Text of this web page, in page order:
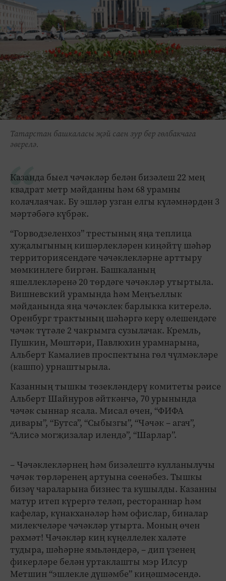
Татарстан башкаласы җәй саен зур бер гөлбакчага
әверелә.
Казанда быел чәчәкләр белән бизәлеш 22 мең
квадрат метр мәйданны һәм 68 урамны
колачлаячак. Бу эшләр узган елгы күләмнәрдән 3
мәртәбәгә күбрәк.
“Горводзеленхоз” трестының яңа теплица
хуҗалыгының кишәрлекләрен киңәйтү шәһәр
территориясендәге чәчәклекләрне арттыру
мөмкинлеге биргән. Башкаланың
яшеллекләренә 20 төрдәге чәчәкләр утыртыла.
Вишневский урамында һәм Меңъеллык
мәйданында яңа чәчәклек барлыкка китерелә.
Оренбург трактының шәһәргә керү өлешендәге
чәчәк түтәле 2 чакрымга сузылачак. Кремль,
Пушкин, Мөштәри, Павлюхин урамнарына,
Альберт Камалиев проспектына гөл чүлмәкләре
(кашпо) урнаштырыла.
Казанның тышкы төзекләндерү комитеты рәисе
Альберт Шайнуров әйткәнчә, 70 урынында
чәчәк сыннар ясала. Мисал өчен, “ФИФА
дивары”, “Бутса”, “Сыбызгы”, “Чәчәк – агач”,
“Алисә могҗизалар илендә”, “Шарлар”.
– Чәчәклекләрнең һәм бизәлештә кулланылучы
чәчәк төрләренең артуына сөенәбез. Тышкы
бизәү чараларына бизнес та кушылды. Казанны
матур итеп күрергә теләп, рестораннар һәм
кафелар, күнакханәләр һәм офислар, биналар
милекчеләре чәчәкләр утырта. Моның өчен
рәхмәт! Чәчәкләр киң күңеллелек халәте
тудыра, шәһәрне ямьләндерә, – дип үзенең
фикерләре белән уртаклашты мэр Илсур
Метшин “эшлекле дүшәмбе” киңәшмәсендә.